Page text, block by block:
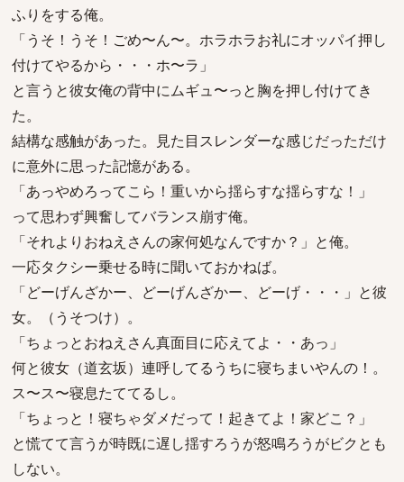
ふりをする俺。
「うそ！うそ！ごめ〜ん〜。ホラホラお礼にオッパイ押し
付けてやるから・・・ホ〜ラ」
と言うと彼女俺の背中にムギュ〜っと胸を押し付けてき
た。
結構な感触があった。見た目スレンダーな感じだっただけ
に意外に思った記憶がある。
「あっやめろってこら！重いから揺らすな揺らすな！」
って思わず興奮してバランス崩す俺。
「それよりおねえさんの家何処なんですか？」と俺。
一応タクシー乗せる時に聞いておかねば。
「どーげんざかー、どーげんざかー、どーげ・・・」と彼
女。（うそつけ）。
「ちょっとおねえさん真面目に応えてよ・・あっ」
何と彼女（道玄坂）連呼してるうちに寝ちまいやんの！。
ス〜ス〜寝息たててるし。
「ちょっと！寝ちゃダメだって！起きてよ！家どこ？」
と慌てて言うが時既に遅し揺すろうが怒鳴ろうがビクとも
しない。